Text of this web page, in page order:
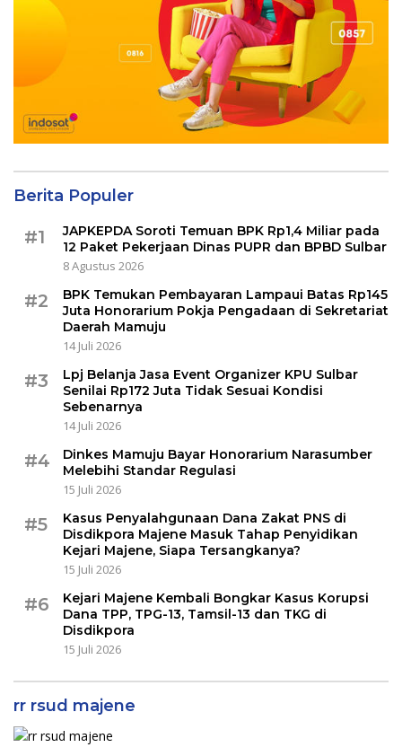
Berita Populer
#1
JAPKEPDA Soroti Temuan BPK Rp1,4 Miliar pada
12 Paket Pekerjaan Dinas PUPR dan BPBD Sulbar
8 Agustus 2026
#2
BPK Temukan Pembayaran Lampaui Batas Rp145
Juta Honorarium Pokja Pengadaan di Sekretariat
Daerah Mamuju
14 Juli 2026
#3
Lpj Belanja Jasa Event Organizer KPU Sulbar
Senilai Rp172 Juta Tidak Sesuai Kondisi
Sebenarnya
14 Juli 2026
#4
Dinkes Mamuju Bayar Honorarium Narasumber
Melebihi Standar Regulasi
15 Juli 2026
#5
Kasus Penyalahgunaan Dana Zakat PNS di
Disdikpora Majene Masuk Tahap Penyidikan
Kejari Majene, Siapa Tersangkanya?
15 Juli 2026
#6
Kejari Majene Kembali Bongkar Kasus Korupsi
Dana TPP, TPG-13, Tamsil-13 dan TKG di
Disdikpora
15 Juli 2026
rr rsud majene